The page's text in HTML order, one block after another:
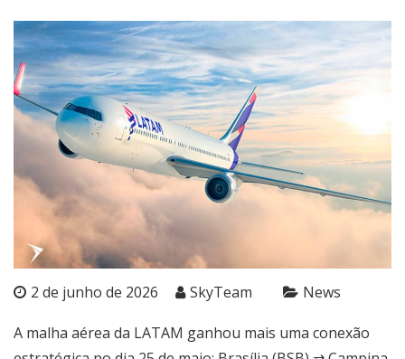
2 de junho de 2026 SkyTeam News
A malha aérea da LATAM ganhou mais uma conexão